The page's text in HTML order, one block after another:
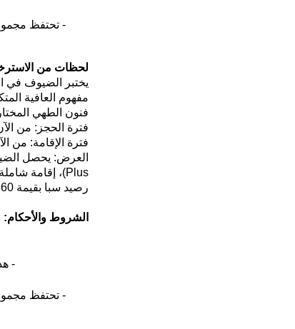
- تحتفظ
لحظات من ا
يختبر الضيوف في
مفهوم العافية
فنون الطهي
فترة الحجز : من الآن
فترة الإقامة: من الآن
العرض: يحصل
Plus) ، إقامة شاملة
رصيد سبا بقيمة 60 دولاراً أمريكياً للشخص الواحد عن كل إقامة
الشروط والأحكام:
-
- تحتفظ